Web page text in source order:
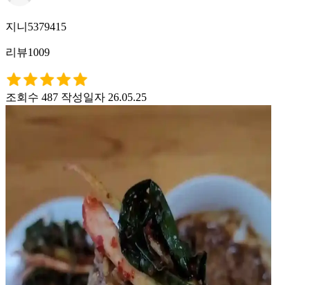
지니5379415
리뷰1009
조회수 487 작성일자 26.05.25